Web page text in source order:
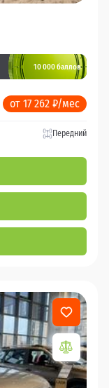
10 000 баллов
от 17 262 ₽/мес
Передний